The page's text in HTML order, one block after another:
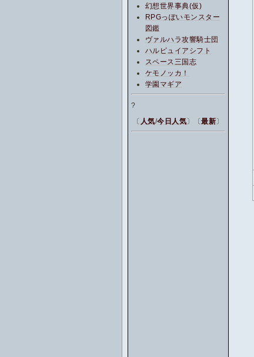
幻想世界事典(仮)
RPGっぽいモンスター
図鑑
ヴァルハラ攻響騎士団
ハルピュイアシフト
スペース三国志
ケモノッカ！
学園マギア
?
〔 人気/今日人気〕〔最新〕